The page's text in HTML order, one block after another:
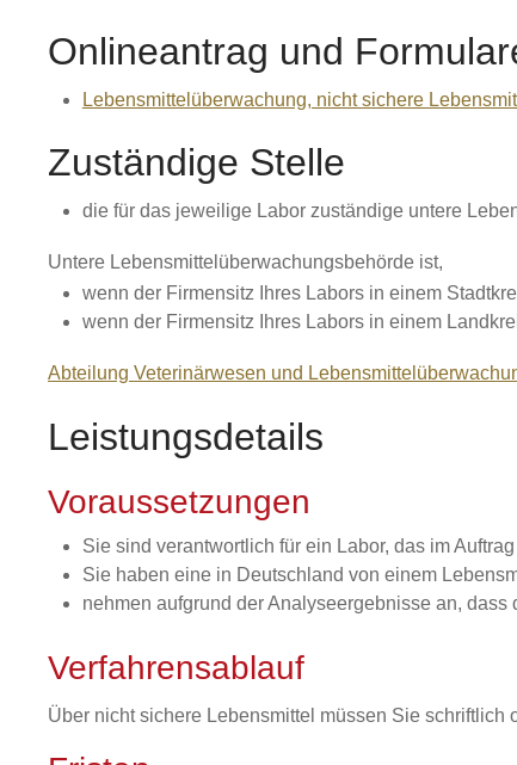
Onlineantrag und
Lebensmittelüberwachung, nicht sichere
Zuständige Stelle
die für das jeweilige Labor zuständige untere
Untere Lebensmittelüberwachungsbehörde ist,
wenn der Firmensitz Ihres Labors in einem
wenn der Firmensitz Ihres Labors in einem
Abteilung Veterinärwesen und
Leistungsdetails
Voraussetzungen
Sie sind verantwortlich für ein Labor, das im
Sie haben eine in Deutschland von einem
nehmen aufgrund der Analyseergebnisse an,
Verfahrensablauf
Über nicht sichere Lebensmittel müssen Sie